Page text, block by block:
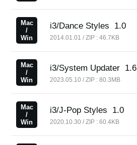
Mac
/
Win
i3/Dance Styles 1.0
2014.01.01 / ZIP : 46.7KB
Mac
/
Win
i3/System Updater 1.6
2023.05.10 / ZIP : 80.3MB
Mac
/
Win
i3/J-Pop Styles 1.0
2020.10.30 / ZIP : 60.4KB